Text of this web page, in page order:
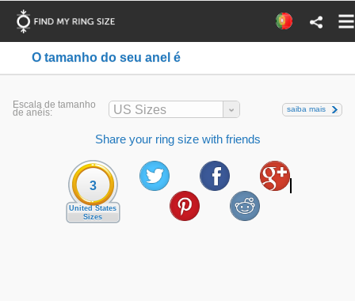
O tamanho do seu anel é
Escala de tamanho
de anéis: US Sizes saiba mais
Share your ring size with friends
3
United States
Sizes